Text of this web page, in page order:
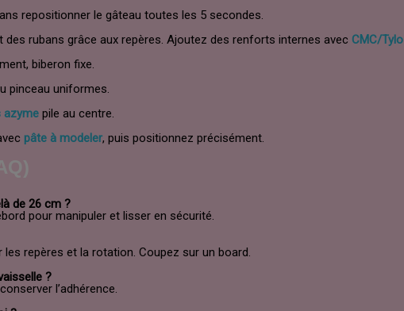
repositionner le gâteau toutes les 5 secondes.
des rubans grâce aux repères. Ajoutez des renforts internes avecCMC/Tylo
biberon fixe.
pinceau uniformes.
azyme pile au centre.
pâte à modeler, puis positionnez précisément.
de 26 cm ?
pour manipuler et lisser en sécurité.
repères et la rotation. Coupez sur un board.
?
l’adhérence.